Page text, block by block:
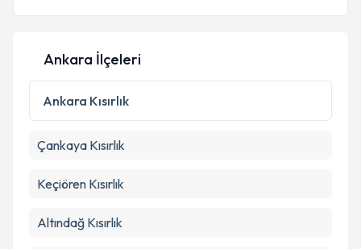
Kişisel verilerimin işlenmesine ilişkinAydınlatma
Metni
'ni okudum ve kişisel verilerimin belirtilen
kapsamda işlenmesini kabul ediyorum.
Ankara İlçeleri
Ankara Kısırlık
Çankaya Kısırlık
Keçiören Kısırlık
Altındağ Kısırlık